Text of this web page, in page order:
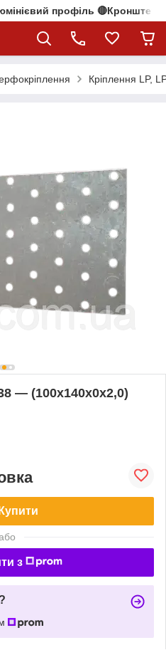
профіль
Кріплення LP,
— (100х140х0х2,0)
Купити
з